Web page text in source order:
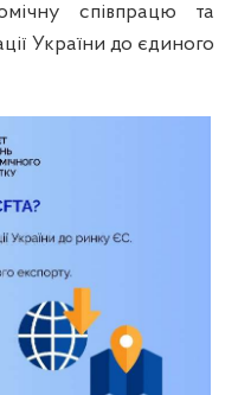
співпрацю та
України до єдиного